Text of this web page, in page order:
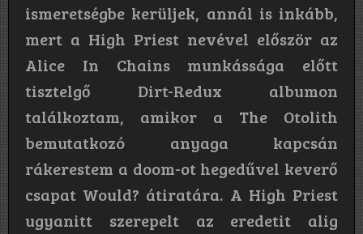
ismeretségbe kerüljek, annál is inkább,
mert a High Priest nevével először az
Alice In Chains munkássága előtt
tisztelgő Dirt-Redux albumon
találkoztam, amikor a The Otolith
bemutatkozó anyaga kapcsán
rákerestem a doom-ot hegedűvel keverő
csapat Would? átiratára. A High Priest
ugyanitt szerepelt az eredetit alig